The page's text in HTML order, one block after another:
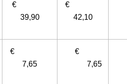
€
39,90
€
42,10
€
7,65
€
7,65